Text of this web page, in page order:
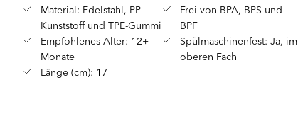
Material: Edelstahl, PP-
Kunststoff und TPE-Gummi
Frei von BPA, BPS und
BPF
Empfohlenes Alter: 12+
Monate
Spülmaschinenfest: Ja, im
oberen Fach
Länge (cm): 17